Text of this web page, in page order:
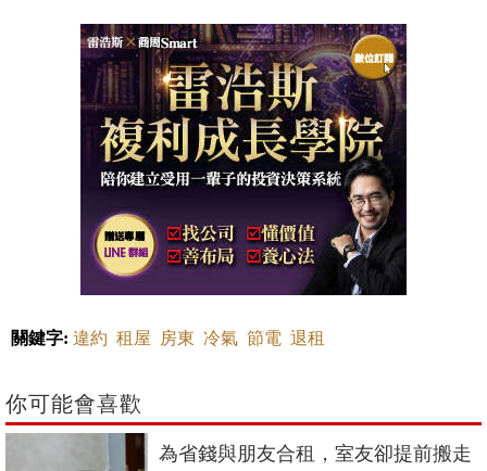
關鍵字: 違約 租屋 房東 冷氣 節電 退租
你可能會喜歡
為省錢與朋友合租，室友卻提前搬走